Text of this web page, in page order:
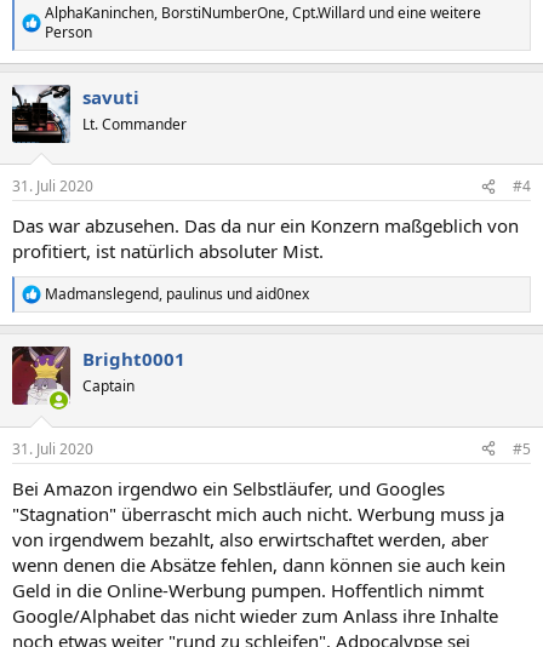
R
e
a
k
t
i
o
n
e
n
:
AlphaKaninchen, BorstiNumberOne,Cpt.Willard und eine weitere
Person
savuti
Lt. Commander
31. Juli 2020 #4
Das war abzusehen. Das da nur ein Konzern maßgeblich von
profitiert, ist natürlich absoluter Mist.
R
e
k
i
e
:
Madmanslegend, paulinus undaid0nex
Bright0001
Captain
31. Juli 2020 #5
Bei Amazon irgendwo ein Selbstläufer, und Googles
"Stagnation" überrascht mich auch nicht. Werbung muss ja
von irgendwem bezahlt, also erwirtschaftet werden, aber
wenn denen die Absätze fehlen, dann können sie auch kein
Geld in die Online-Werbung pumpen. Hoffentlich nimmt
Google/Alphabet das nicht wieder zum Anlass ihre Inhalte
noch etwas weiter "rund zu schleifen", Adpocalypse sei